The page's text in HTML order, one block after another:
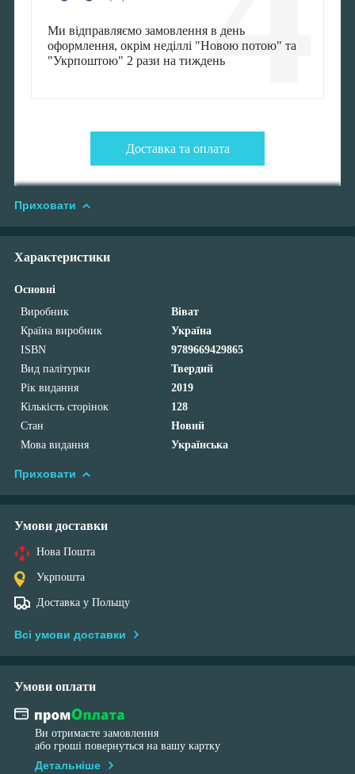
Ми відправляємо замовлення в день
оформлення, окрім неділлі "Новою потою" та
"Укрпоштою" 2 рази на тиждень
Доставка та оплата
Приховати
Характеристики
Основні
Виробник
Віват
Країна виробник
Україна
ISBN
9789669429865
Вид палітурки
Твердий
Рік видання
2019
Кількість сторінок
128
Стан
Новий
Мова видання
Українська
Приховати
Умови доставки
Нова Пошта
Укрпошта
Доставка у Польщу
Всі умови доставки
Умови оплати
Ви отримаєте замовлення
або гроші повернуться на вашу картку
Детальніше